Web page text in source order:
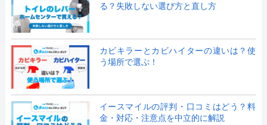
る？失敗しない選び方と直し方
カビキラーとカビハイターの違いは？使
う場所で選ぶ！
イースマイルの評判・口コミはどう？料
金・対応・注意点を中立的に解説